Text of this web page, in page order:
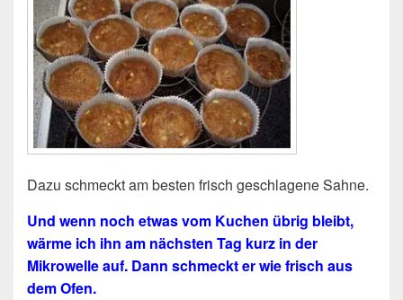
Dazu schmeckt am besten frisch geschlagene Sahne.
Und wenn noch etwas vom Kuchen übrig bleibt,
wärme ich ihn am nächsten Tag kurz in der
Mikrowelle auf. Dann schmeckt er wie frisch aus
dem Ofen.